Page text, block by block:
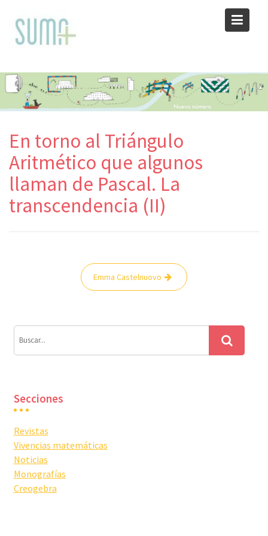
content
En torno al Triángulo
Aritmético que algunos
llaman de Pascal. La
transcendencia (II)
Navegación
Emma Castelnuovo
Secciones
Revistas
Vivencias matemáticas
Noticias
Monografías
Creogebra